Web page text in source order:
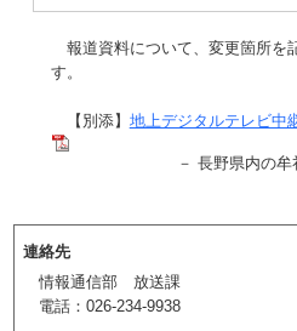
報道資料について、変更箇所を
す。
【別添】 地上デジタルテレビ中
－ 長野県内の牟礼中
連絡先
情報通信部 放送課
電話：026-234-9938